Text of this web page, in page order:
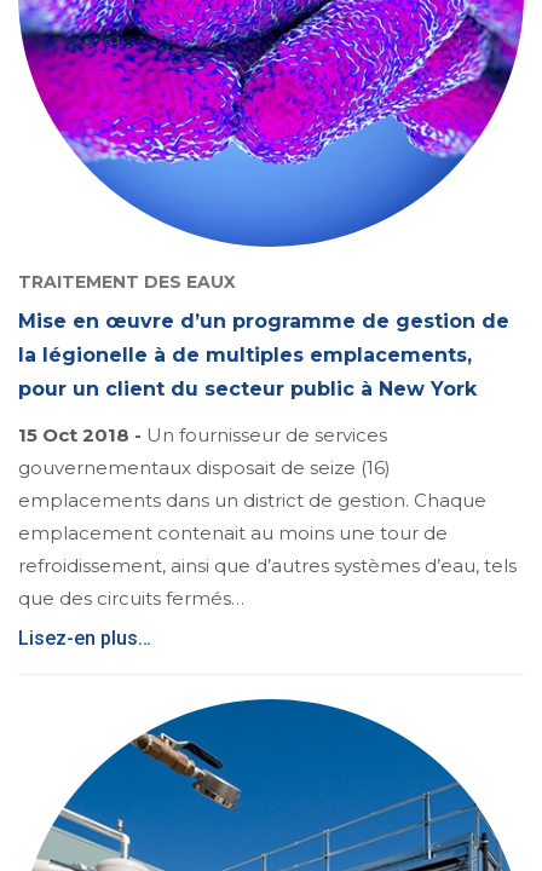
TRAITEMENT DES EAUX
Mise en œuvre d’un programme de gestion de
la légionelle à de multiples emplacements,
pour un client du secteur public à New York
15 Oct 2018 - Un fournisseur de services
gouvernementaux disposait de seize (16)
emplacements dans un district de gestion. Chaque
emplacement contenait au moins une tour de
refroidissement, ainsi que d’autres systèmes d’eau, tels
que des circuits fermés…
Lisez-en plus…